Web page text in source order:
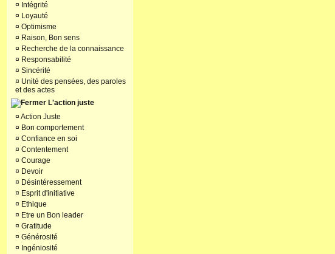
¤ Intégrité
¤ Loyauté
¤ Optimisme
¤ Raison, Bon sens
¤ Recherche de la connaissance
¤ Responsabilité
¤ Sincérité
¤ Unité des pensées, des paroles
et des actes
L'action juste
¤ Action Juste
¤ Bon comportement
¤ Confiance en soi
¤ Contentement
¤ Courage
¤ Devoir
¤ Désintéressement
¤ Esprit d'initiative
¤ Ethique
¤ Etre un Bon leader
¤ Gratitude
¤ Générosité
¤ Ingéniosité